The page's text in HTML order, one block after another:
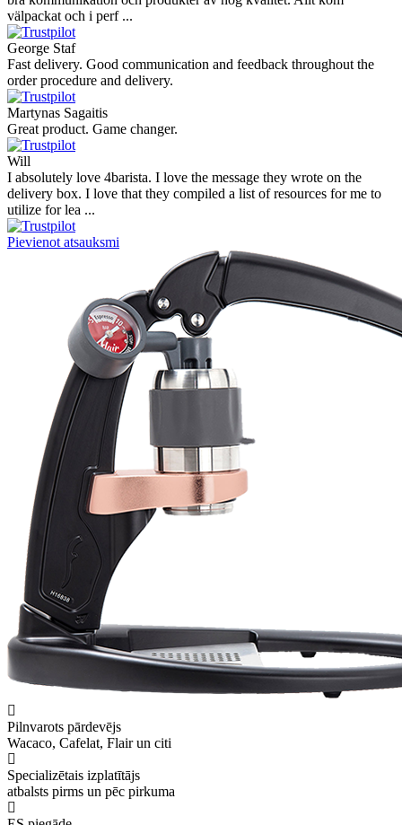
välpackat och i perf ...
George Staf
Fast delivery. Good communication and feedback throughout the
order procedure and delivery.
Martynas Sagaitis
Great product. Game changer.
Will
I absolutely love 4barista. I love the message they wrote on the
delivery box. I love that they compiled a list of resources for me to
utilize for lea ...
Pievienot atsauksmi
Pilnvarots pārdevējs
Wacaco, Cafelat, Flair un citi
Specializētais izplatītājs
atbalsts pirms un pēc pirkuma